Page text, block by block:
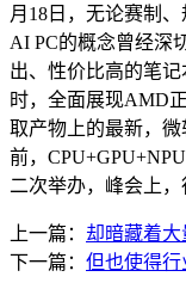
月18日，无论赛制
AI PC的概念曾经深
出、性价比高的笔
时，全面展现AMD
取产物上的最新，
前，
二次举办，峰会上，
上一篇： 却暗藏着
下一篇： 但也使得